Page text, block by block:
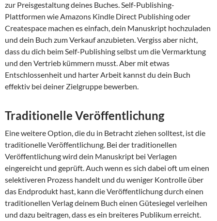
zur Preisgestaltung deines Buches. Self-Publishing-
Plattformen wie Amazons Kindle Direct Publishing oder
Createspace machen es einfach, dein Manuskript hochzuladen
und dein Buch zum Verkauf anzubieten. Vergiss aber nicht,
dass du dich beim Self-Publishing selbst um die Vermarktung
und den Vertrieb kümmern musst. Aber mit etwas
Entschlossenheit und harter Arbeit kannst du dein Buch
effektiv bei deiner Zielgruppe bewerben.
Traditionelle Veröffentlichung
Eine weitere Option, die du in Betracht ziehen solltest, ist die
traditionelle Veröffentlichung. Bei der traditionellen
Veröffentlichung wird dein Manuskript bei Verlagen
eingereicht und geprüft. Auch wenn es sich dabei oft um einen
selektiveren Prozess handelt und du weniger Kontrolle über
das Endprodukt hast, kann die Veröffentlichung durch einen
traditionellen Verlag deinem Buch einen Gütesiegel verleihen
und dazu beitragen, dass es ein breiteres Publikum erreicht.